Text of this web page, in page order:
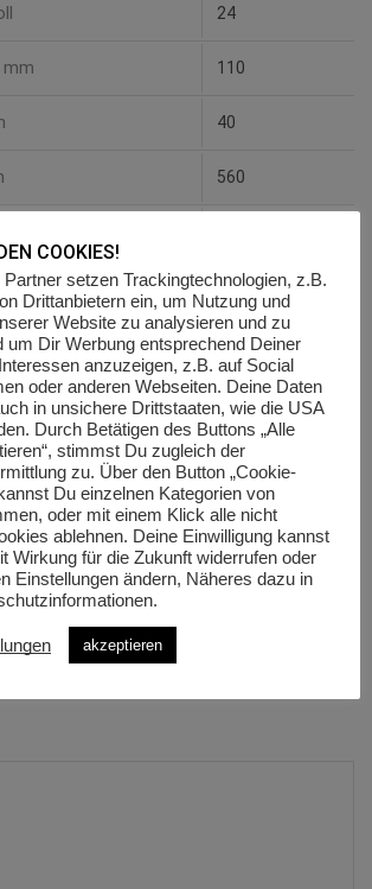
24
mm 110
40
560
300
140
mm 410
yet.
“KATO 24 PRO EQ”
will not be published.
are marked
COOKIES!
setzen Trackingtechnologien, z.B.
Drittanbietern ein, um Nutzung und
Website zu analysieren und zu
um Dir Werbung entsprechend Deiner
anzuzeigen, z.B. auf Social
oder anderen Webseiten. Deine Daten
in unsichere Drittstaaten, wie die USA
Durch Betätigen des Buttons „Alle
stimmst Du zugleich der
zu. Über den Button „Cookie-
Du einzelnen Kategorien von
oder mit einem Klick alle nicht
ablehnen. Deine Einwilligung kannst
Wirkung für die Zukunft widerrufen oder
Einstellungen ändern, Näheres dazu in
akzeptieren